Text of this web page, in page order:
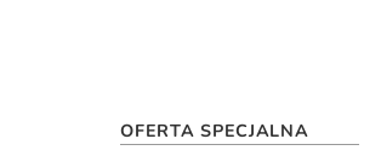
OFERTA SPECJALNA